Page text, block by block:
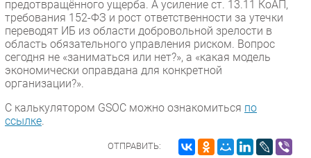
предотвращённого ущерба. А усиление ст. 13.11 КоАП,
требования 152-ФЗ и рост ответственности за утечки
переводят ИБ из области добровольной зрелости в
область обязательного управления риском. Вопрос
сегодня не «заниматься или нет?», а «какая модель
экономически оправдана для конкретной
организации?».
С калькулятором GSOC можно ознакомиться по
ссылке
ОТПРАВИТЬ: